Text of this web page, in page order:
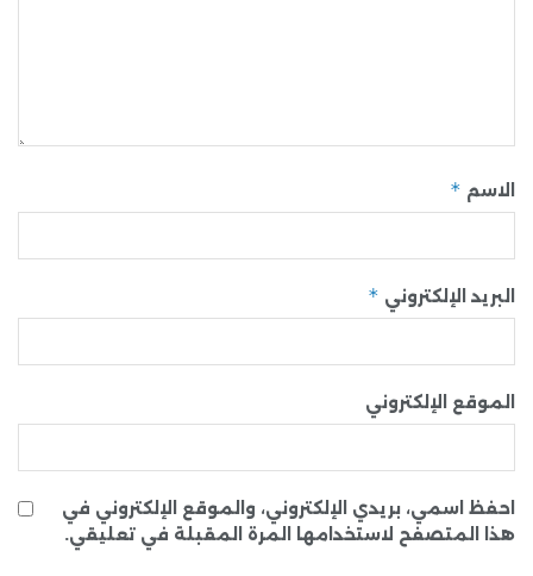
الاسم *
البريد الإلكتروني *
الموقع الإلكتروني
احفظ اسمي، بريدي الإلكتروني، والموقع الإلكتروني في
هذا المتصفح لاستخدامها المرة المقبلة في تعليقي.